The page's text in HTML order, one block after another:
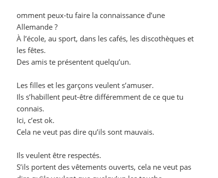
omment peux-tu faire la connaissance d’une
Allemande ?
À l’école, au sport, dans les cafés, les discothèques et
les fêtes.
Des amis te présentent quelqu’un.
Les filles et les garçons veulent s’amuser.
Ils s’habillent peut-être différemment de ce que tu
connais.
Ici, c’est ok.
Cela ne veut pas dire qu’ils sont mauvais.
Ils veulent être respectés.
S’ils portent des vêtements ouverts, cela ne veut pas